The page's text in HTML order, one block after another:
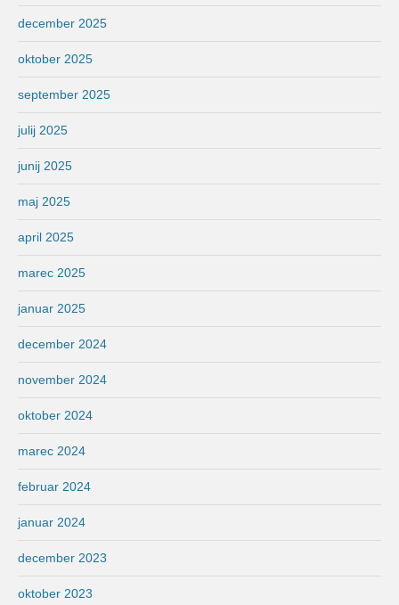
december 2025
oktober 2025
september 2025
julij 2025
junij 2025
maj 2025
april 2025
marec 2025
januar 2025
december 2024
november 2024
oktober 2024
marec 2024
februar 2024
januar 2024
december 2023
oktober 2023